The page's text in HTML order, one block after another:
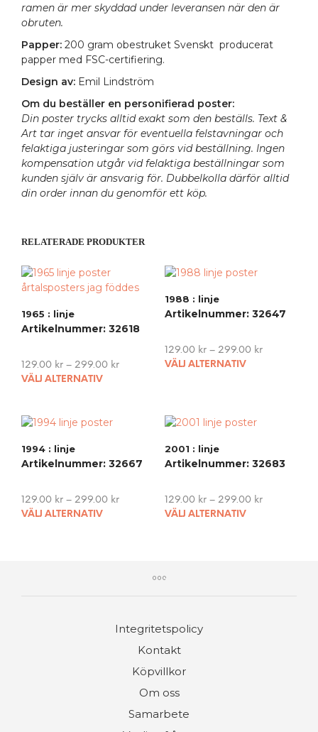
ramen är mer skyddad under leveransen när den är
obruten.
Papper: 200 gram obestruket Svenskt producerat
papper med FSC-certifiering.
Design av: Emil Lindström
Om du beställer en personifierad poster:
Din poster trycks alltid exakt som den beställs. Text &
Art tar inget ansvar för eventuella felstavningar och
felaktiga justeringar som görs vid beställning. Ingen
kompensation utgår vid felaktiga beställningar som
kunden själv är ansvarig för. Dubbelkolla därför alltid
din order innan du genomför ett köp.
RELATERADE PRODUKTER
1965 : linje
Artikelnummer: 32618
129.00 kr – 299.00 kr
VÄLJ ALTERNATIV
multiple
The
options
be
chosen
1988 : linje
Artikelnummer: 32647
129.00 kr– 299.00 kr
VÄLJ ALTERNATIV
1994 : linje
Artikelnummer: 32667
129.00 kr – 299.00 kr
VÄLJ ALTERNATIV
This
be
chosen
the
product
2001 : linje
Artikelnummer: 32683
129.00 kr– 299.00 kr
VÄLJ ALTERNATIV
Integritetspolicy
Kontakt
Köpvillkor
Om oss
Samarbete